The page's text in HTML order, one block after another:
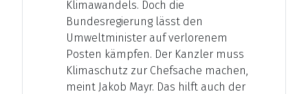
Klimawandels. Doch die
Bundesregierung lässt den
Umweltminister auf verlorenem
Posten kämpfen. Der Kanzler muss
Klimaschutz zur Chefsache machen,
meint Jakob Mayr. Das hilft auch der